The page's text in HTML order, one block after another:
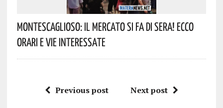
Montescaglioso: Il Mercato Si Fa Di Sera! Ecco
Orari E Vie Interessate
Previous post Next post